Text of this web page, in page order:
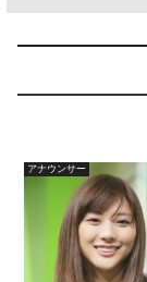
アナウンサー